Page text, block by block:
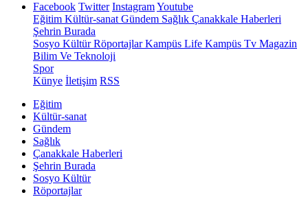
Facebook Twitter InstagramYoutube
Eğitim Kültür-sanat Gündem Sağlık Çanakkale Haberleri
Şehrin Burada
Sosyo KültürRöportajlarKampüs Life Kampüs Tv Magazin
Bilim Ve Teknoloji
Spor
Künye İletişim RSS
Eğitim
Kültür-sanat
Gündem
Sağlık
Çanakkale Haberleri
Şehrin Burada
Sosyo Kültür
Röportajlar